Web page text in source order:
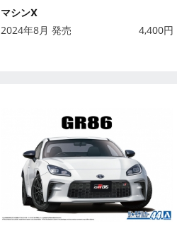
マシンX
2024年8月 発売 4,400円